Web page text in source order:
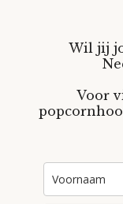
Wil jij
Voor